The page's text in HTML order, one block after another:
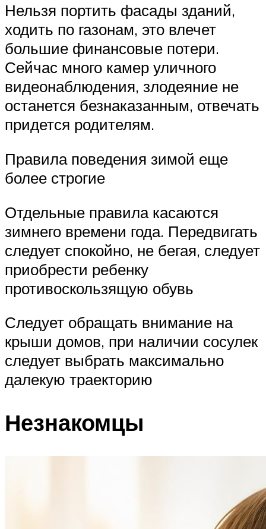
Нельзя портить фасады зданий,
ходить по газонам, это влечет
большие финансовые потери.
Сейчас много камер уличного
видеонаблюдения, злодеяние не
останется безнаказанным, отвечать
придется родителям.
Правила поведения зимой еще
более строгие
Отдельные правила касаются
зимнего времени года. Передвигать
следует спокойно, не бегая, следует
приобрести ребенку
противоскользящую обувь
Следует обращать внимание на
крыши домов, при наличии сосулек
следует выбрать максимально
далекую траекторию
Незнакомцы